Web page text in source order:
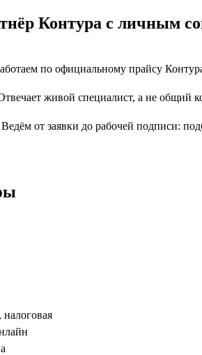
Контура с личным
по официальному прайсу
живой специалист, а не общий
Ведём от заявки до рабочей подписи:
налоговая